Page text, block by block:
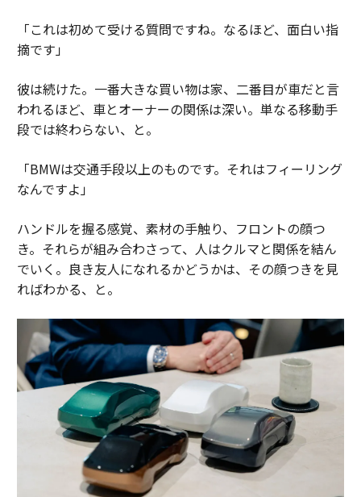
「これは初めて受ける質問ですね。なるほど、面白い指
摘です」
彼は続けた。一番大きな買い物は家、二番目が車だと言
われるほど、車とオーナーの関係は深い。単なる移動手
段では終わらない、と。
「BMWは交通手段以上のものです。それはフィーリング
なんですよ」
ハンドルを握る感覚、素材の手触り、フロントの顔つ
き。それらが組み合わさって、人はクルマと関係を結ん
でいく。良き友人になれるかどうかは、その顔つきを見
ればわかる、と。